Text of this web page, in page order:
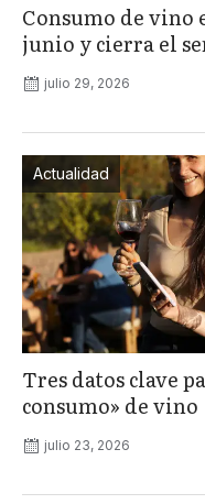
Consumo de
junio y cierra el
julio 29, 2026
Actualidad
Tres datos clave
consumo» de vino
julio 23, 2026